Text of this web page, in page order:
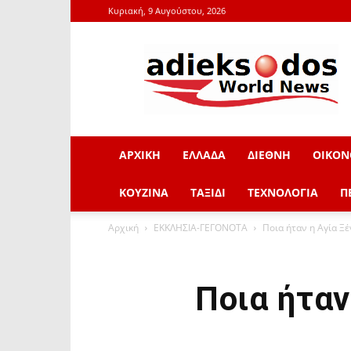
Κυριακή, 9 Αυγούστου, 2026
adieksodos.gr
ΑΡΧΙΚΗ ΕΛΛΑΔΑ ΔΙΕΘΝΗ
ΚΟΥΖΙΝΑ ΤΑΞΙΔΙ ΤΕΧΝΟΛΟΓΙΑ
Αρχική ΕΚΚΛΗΣΙΑ-ΓΕΓΟΝΟΤΑ Ποια ήταν η Αγία
Ποια